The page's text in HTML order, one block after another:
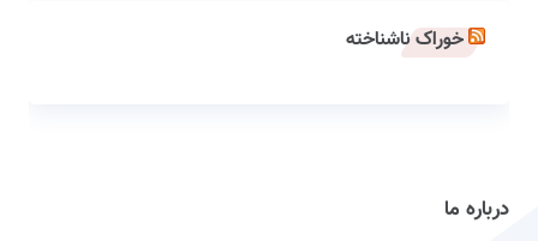
خوراک ناشناخته
درباره ما